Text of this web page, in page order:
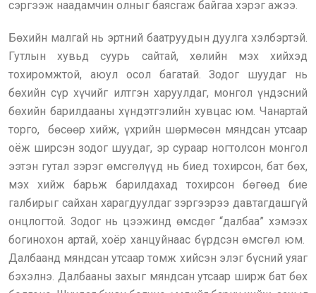
сэргээж наадамчин олныг баясгаж байгаа хэрэг ажээ.
Бөхийн малгай нь эртний баатруудын дуулга хэлбэртэй.
Гутлын хувьд суурь сайтай, хөлийн мэх хийхэд
тохиромжтой, аюул осол багатай. Зодог шуудаг нь
бөхийн сүр хүчийг илтгэн харуулдаг, монгол үндэсний
бөхийн барилдааны хүндэтгэлийн хувцас юм. Чанартай
торго, бөсөөр хийж, үхрийн шөрмөсөн мяндсан утсаар
оёж ширсэн зодог шуудаг, эр сураар ногтолсон монгол
ээтэн гутал зэрэг өмсгөлүүд нь биед тохирсон, бат бөх,
мэх хийж барьж барилдахад тохирсон бөгөөд бие
галбирыг сайхан харагдуулдаг зэргээрээ давтагдашгүй
онцлогтой. Зодог нь цээжинд өмсдөг “далбаа” хэмээх
богинохон артай, хоёр ханцуйнаас бүрдсэн өмсгөл юм.
Далбаанд мяндсан утсаар томж хийсэн элэг бүсний уяаг
бэхэлнэ. Далбааны захыг мяндсан утсаар ширж бат бөх